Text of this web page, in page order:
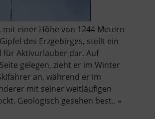
mit einer Höhe von 1244 Metern
des Erzgebirges, stellt ein
für Aktivurlauber dar. Auf
gelegen, zieht er im Winter
an, während er im
mit seiner weitläufigen
Geologisch gesehen best.. »